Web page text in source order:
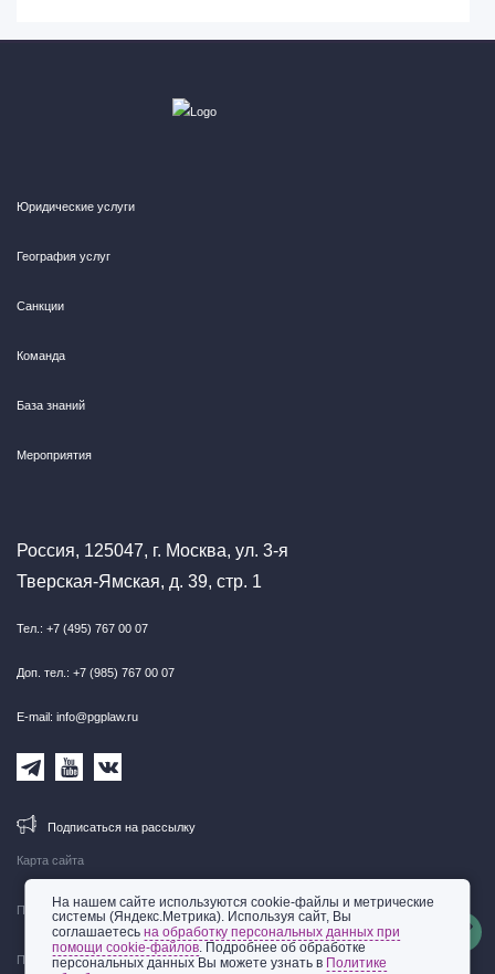
Карта сайта
Правовая информация
Политика обработки персональных данных
Юридические услуги
География услуг
Санкции
Команда
База знаний
Мероприятия
Россия, 125047, г. Москва, ул. 3-я
Тверская-Ямская, д. 39, стр. 1
Тел.: +7 (495) 767 00 07
Доп. тел.: +7 (985) 767 00 07
E-mail: info@pgplaw.ru
Подписаться на рассылку
На нашем сайте используются cookie-файлы и метрические
системы (Яндекс.Метрика). Используя сайт, Вы
соглашаетесьна обработку персональных данных при
помощи cookie-файлов. Подробнее об обработке
персональных данных Вы можете узнать в Политике